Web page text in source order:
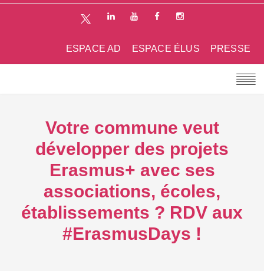
PRESSE
ESPACE ÉLUS
ESPACE AD
Votre commune veut
développer des projets
Erasmus+ avec ses
associations, écoles,
établissements ? RDV aux
#ErasmusDays !